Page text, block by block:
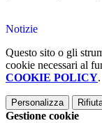
Notizie
Questo sito o gli
cookie necessari al
COOKIE POLICY.
Personalizza
Gestione cookie